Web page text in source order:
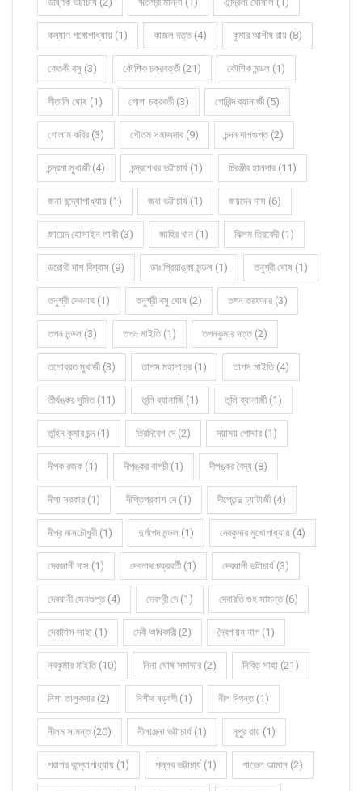
কল্যাণ গঙ্গোপাধ্যায় (1) কাজল দত্ত (4) কুমার আশীষ রায় (8)
কেতকী বসু (3) কৌশিক চক্রবর্ত্তী (21) কৌশিক মন্ডল (1)
গীতালি ঘোষ (1) গোপা চক্রবর্তী (3) গোবিন্দ ব্যানার্জী (5)
গোলাম কবির (3) গৌতম সমাজদার (9) চন্দন দাশগুপ্ত (2)
চন্দ্রমা মুখার্জী (4) চন্দ্রশেখর ভট্টাচার্য (1) চিরঞ্জীব হালদার (11)
জনা বন্দ্যোপাধ্যায় (1) জবা ভট্টাচার্য (1) জয়দেব দাস (6)
জায়েদ হোসাইন লাকী (3) জাহির খান (1) ঝিলম ত্রিবেদী (1)
ডরোথী দাশ বিশ্বাস (9) ডাঃ প্রিয়াঙ্কা মন্ডল (1) তনুশ্রী ঘোষ (1)
তনুশ্রী দেবনাথ (1) তনুশ্রী বসু ঘোষ (2) তপন তরফদার (3)
তপন মন্ডল (3) তপন মাইতি (1) তপনকুমার দত্ত (2)
তপোব্রত মুখার্জী (3) তাপস মহাপাত্র (1) তাপস মাইতি (4)
তীর্থঙ্কর সুমিত (11) তুলি ব্যানার্জি (1) তুলি ব্যানার্জী (1)
তুহিন কুমার চন্দ (1) ত্রিদিবেশ দে (2) দয়াময় পোদ্দার (1)
দীপক রজক (1) দীপঙ্কর বাগচী (1) দীপঙ্কর বৈদ্য (8)
দীপা সরকার (1) দীপ্তিপ্রকাশ দে (1) দীপ্তেন্দু চ্যাটার্জী (4)
দীপ্র দাসচৌধুরী (1) দুর্গাপদ মন্ডল (1) দেবকুমার মুখোপাধ্যায় (4)
দেবজানী দাস (1) দেবনাথ চক্রবর্তী (1) দেবযানী ভট্টাচার্য (3)
দেবযানী সেনগুপ্ত (4) দেবশ্রী দে (1) দেবারতি গুহ সামন্ত (6)
দেবাশিস সাহা (1) দেবী অধিকারী (2) দ্বৈপায়ন নাগ (1)
নবকুমার মাইতি (10) নিনা ঘোষ সমাদ্দার (2) নিবিড় সাহা (21)
নিশা তালুকদার (2) নিশীথ ষড়ংগী (1) নীল দিগন্ত (1)
নীলম সামন্ত (20) নীলাঞ্জনা ভট্টাচার্য (1) নূপুর রায় (1)
পরাশর বন্দ্যোপাধ্যায় (1) পল্লব ভট্টাচার্য (1) পাভেল আমান (2)